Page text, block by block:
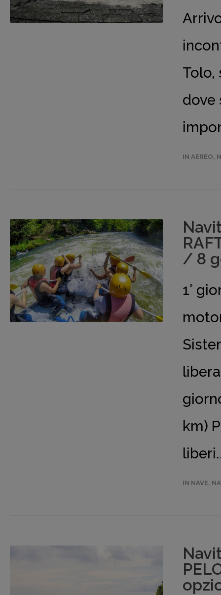
Tolo,
dove
IN AEREO,
/ 8
1°
km)
IN NAVE,